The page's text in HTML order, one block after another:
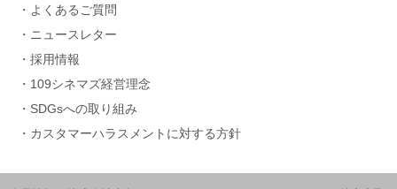
よくあるご質問
ニュースレター
採用情報
109シネマズ経営理念
SDGsへの取り組み
カスタマーハラスメントに対する方針